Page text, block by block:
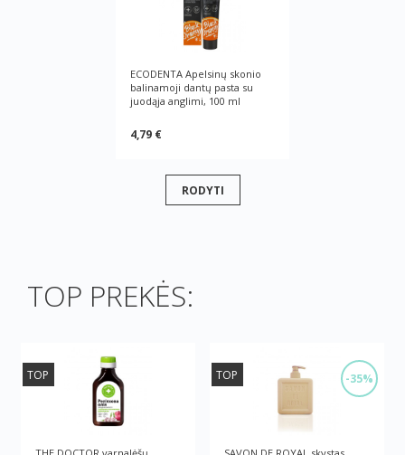
ECODENTA Apelsinų skonio
balinamoji dantų pasta su
juodąjа anglimi, 100 ml
4,79 €
RODYTI
TOP PREKĖS:
TOP -35%
TOP